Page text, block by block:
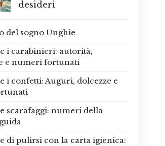
desideri
del sogno Unghie
i carabinieri: autorità,
e numeri fortunati
i confetti: Auguri, dolcezze e
scarafaggi: numeri della
di pulirsi con la carta igienica: